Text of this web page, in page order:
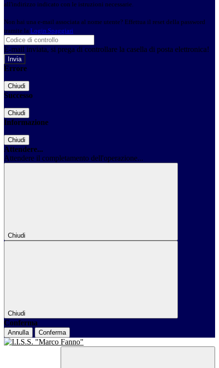
all'indirizzo indicato con le istruzioni necessarie.
Non hai una e-mail associata al nome utente? Effettua il reset della password
tramite la Login Spaggiari
E-mail inviata, si prega di controllare la casella di posta elettronica!
Errore
Chiudi
Successo
Chiudi
Informazione
Chiudi
Attendere...
Attendere il completamento dell'operazione...
Chiudi
Chiudi
Conferma
Annulla Conferma